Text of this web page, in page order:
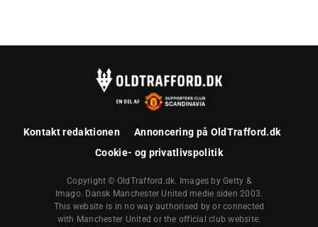
Kontakt redaktionen
Annoncering på OldTrafford.dk
Cookie- og privatlivspolitik
Copyright © OldTrafford.dk. Images by Getty &
Imago. Dansk Manchester United medie siden 2003.
This website is in no way authorised by or connected
with Manchester United or the official club website.